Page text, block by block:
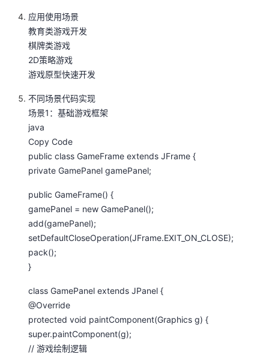
播
活
动
的
关
注
我
发
我
程
认
证
的
实
我
的
Programs
的
的
技
术
支
持
我
的
云
声
建
应用使用场景
教育类游戏开发‌
棋牌类游戏‌
2D策略游戏‌
游戏原型快速开发‌
不同场景代码实现
场景1：基础游戏框架
java
Copy Code
public class GameFrame extends JFrame {
private GamePanel gamePanel;
public GameFrame() {
gamePanel = new GamePanel();
add(gamePanel);
setDefaultCloseOperation(JFrame.EXIT_ON_CLOSE);
pack();
}
class GamePanel extends JPanel {
@Override
protected void paintComponent(Graphics g) {
super.paintComponent(g);
// 游戏绘制逻辑